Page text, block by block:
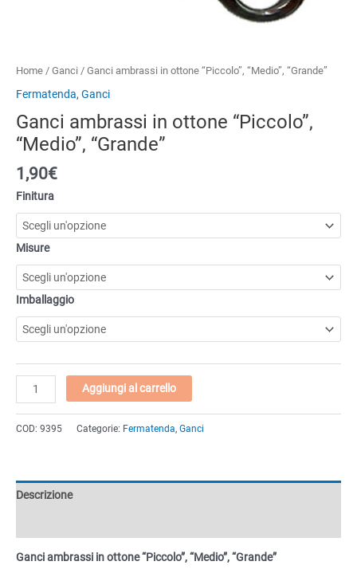
Home / Ganci / Ganci ambrassi in ottone “Piccolo”, “Medio”, “Grande”
Fermatenda, Ganci
Ganci ambrassi in ottone “Piccolo”,
“Medio”, “Grande”
1,90€
Finitura
Misure
Imballaggio
Ganci
ambrassi
in
ottone
"Grande"
Aggiungi al carrello
COD: 9395 Categorie: Fermatenda, Ganci
Descrizione
Ganci ambrassi in ottone “Piccolo”, “Medio”, “Grande”